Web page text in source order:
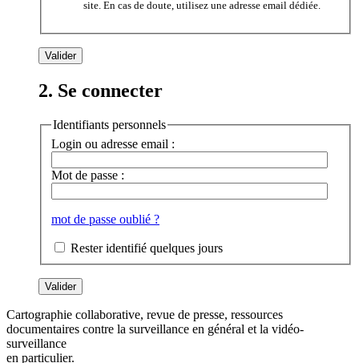
site. En cas de doute, utilisez une adresse email dédiée.
2. Se connecter
Identifiants personnels
Login ou adresse email :
Mot de passe :
mot de passe oublié ?
Rester identifié quelques jours
Cartographie collaborative, revue de presse, ressources
documentaires contre la surveillance en général et la vidéo-
surveillance
en particulier.